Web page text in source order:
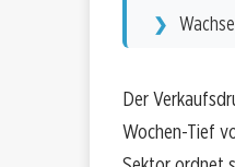
Der
Wochen-Tief